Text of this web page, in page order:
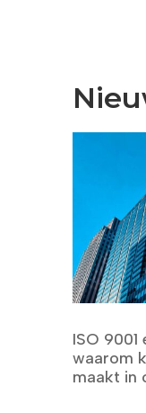
ISO
waarom
maakt in